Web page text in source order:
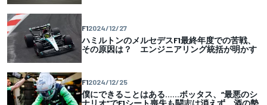
F12024/12/27
ハミルトンのメルセデスF1最終年度での苦戦、
その原因は？ エンジニアリング統括が明かす
F12024/12/25
僕にできることはある……ボッタス、“最悪のシ